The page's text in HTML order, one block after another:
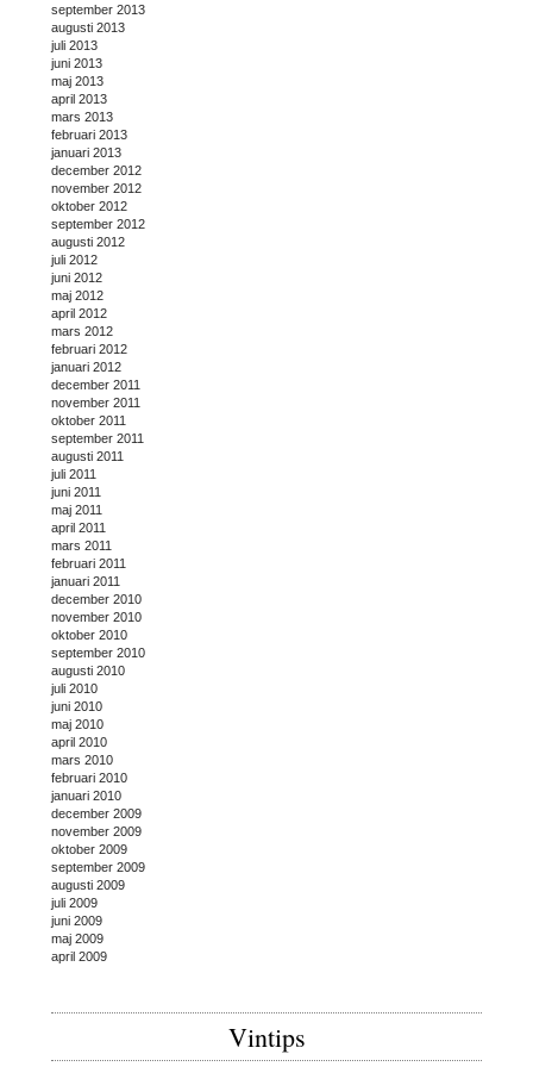
september 2013
augusti 2013
juli 2013
juni 2013
maj 2013
april 2013
mars 2013
februari 2013
januari 2013
december 2012
november 2012
oktober 2012
september 2012
augusti 2012
juli 2012
juni 2012
maj 2012
april 2012
mars 2012
februari 2012
januari 2012
december 2011
november 2011
oktober 2011
september 2011
augusti 2011
juli 2011
juni 2011
maj 2011
april 2011
mars 2011
februari 2011
januari 2011
december 2010
november 2010
oktober 2010
september 2010
augusti 2010
juli 2010
juni 2010
maj 2010
april 2010
mars 2010
februari 2010
januari 2010
december 2009
november 2009
oktober 2009
september 2009
augusti 2009
juli 2009
juni 2009
maj 2009
april 2009
Vintips